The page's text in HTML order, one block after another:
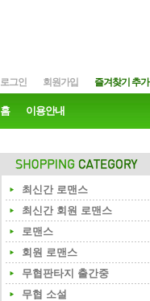
로그인 회원가입 즐겨찾기 추가
홈 이용안내
최신간 로맨스
최신간 회원 로맨스
로맨스
회원 로맨스
무협판타지 출간중
무협 소설